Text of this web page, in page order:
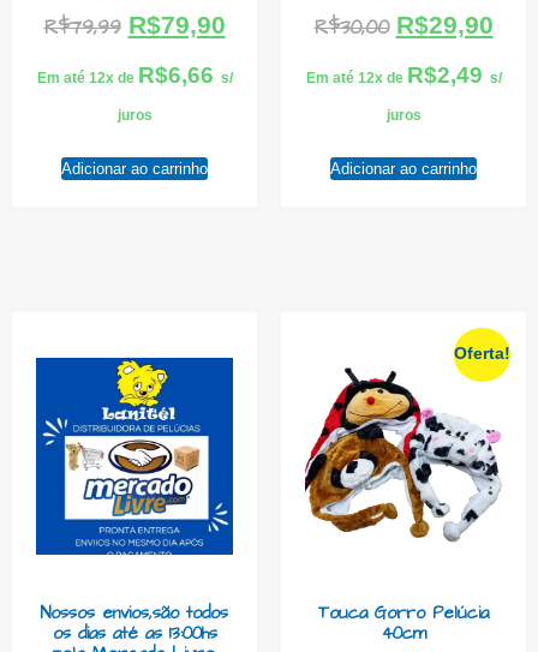
R$79,99 R$79,90
Em até 12x de R$6,66 s/
juros
Adicionar ao carrinho
R$30,00 R$29,90
Em até 12x de R$2,49 s/
juros
Adicionar ao carrinho
Nossos envios,são todos
os dias até as 13:00hs
Oferta!
Touca Gorro Pelúcia
40cm